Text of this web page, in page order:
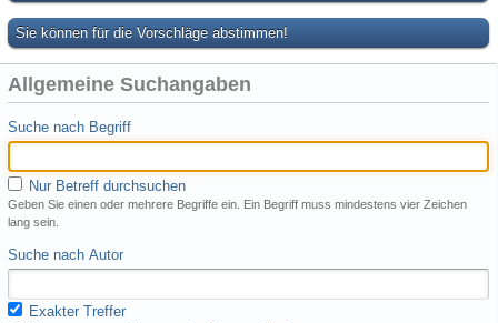
Sie können für die Vorschläge abstimmen!
Allgemeine Suchangaben
Suche nach Begriff
Nur Betreff durchsuchen
Geben Sie einen oder mehrere Begriffe ein. Ein Begriff muss mindestens vier Zeichen
lang sein.
Suche nach Autor
Exakter Treffer